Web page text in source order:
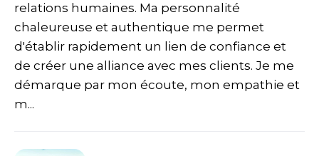
relations humaines. Ma personnalité
chaleureuse et authentique me permet
d'établir rapidement un lien de confiance et
de créer une alliance avec mes clients. Je me
démarque par mon écoute, mon empathie et
m...